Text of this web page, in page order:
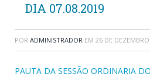
DIA 07.08.2019
POR ADMINISTRADOR EM 26 DE
PAUTA DA SESSÃO ORDINARIA